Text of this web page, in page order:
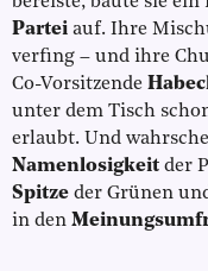
Partei auf. Ihre
verfing – und ihre
Co-Vorsitzende
unter dem Tisch
erlaubt. Und
Namenlosigkeit der
Spitze der Grünen
in den